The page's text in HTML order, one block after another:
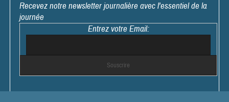
Recevez notre newsletter journalière avec l'essentiel de la
journée
Entrez votre Email: